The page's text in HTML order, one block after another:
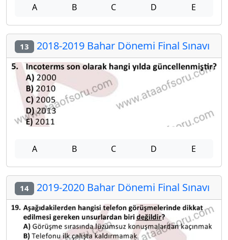
A B C D E
13 2018-2019 Bahar Dönemi Final Sınavı
A B C D E
14 2019-2020 Bahar Dönemi Final Sınavı